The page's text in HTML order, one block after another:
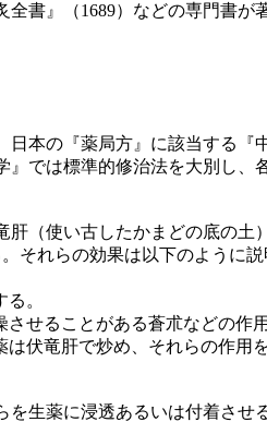
書』（1689）などの専門書
本の『薬局方』に該当する
では標準的修治法を大別し、
（使い古したかまどの底の
それらの効果は以下のように説
。
せることがある蒼朮などの作用
伏竜肝で炒め、それらの作用を
生薬に浸透あるいは付着させ